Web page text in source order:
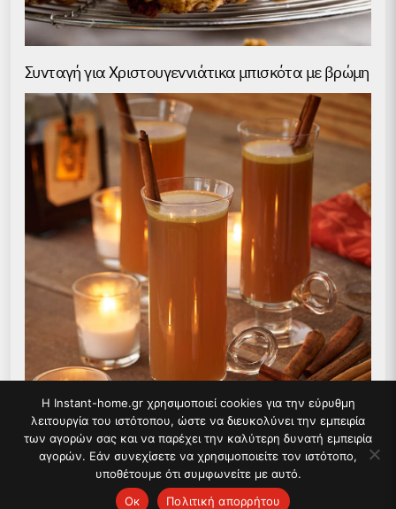
Συνταγή για Χριστουγεννιάτικα μπισκότα με βρώμη
Συνταγή για Ζεστό βουτυρένιο ρούμι
Η Instant-home.gr χρησιμοποιεί cookies για την εύρυθμη
λειτουργία του ιστότοπου, ώστε να διευκολύνει την εμπειρία
των αγορών σας και να παρέχει την καλύτερη δυνατή εμπειρία
αγορών. Εάν συνεχίσετε να χρησιμοποιείτε τον ιστότοπο,
υποθέτουμε ότι συμφωνείτε με αυτό.
Ок
Πολιτική απορρήτου